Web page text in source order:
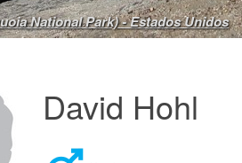
National Park) - Estados Unidos
David Hohl